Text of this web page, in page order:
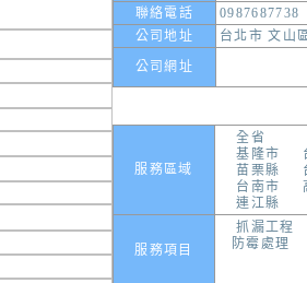
聯絡電話
0987687738
公司地址
台北市 文山
公司網址
服務區域
全省
基隆市
苗栗縣
台南市
連江縣
服務項目
抓漏工程
防霉處理